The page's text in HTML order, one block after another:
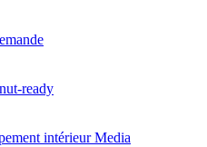
ready
intérieur Media